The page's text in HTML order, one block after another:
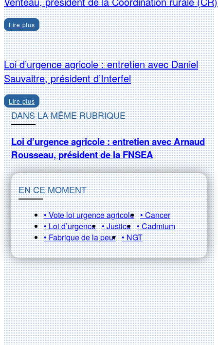
Lire plus
Loi d’urgence agricole : entretien avec Daniel
Sauvaitre, président d’Interfel
Lire plus
DANS LA MÊME RUBRIQUE
Loi d’urgence agricole : entretien avec Arnaud
Rousseau, président de la FNSEA
EN CE MOMENT
• Vote loi urgence agricole • Cancer
• Loi d’urgence • Justice • Cadmium
• Fabrique de la peur • NGT